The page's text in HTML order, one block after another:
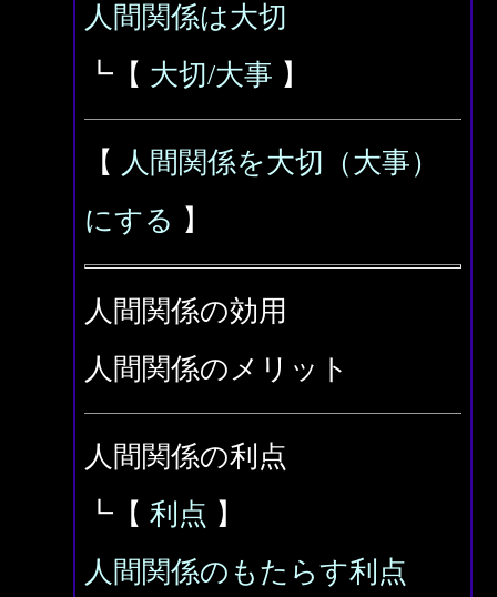
人間関係は大切
┗【 大切/大事 】
【 人間関係を大切（大事）
にする 】
人間関係の効用
人間関係のメリット
人間関係の利点
┗【 利点 】
人間関係のもたらす利点